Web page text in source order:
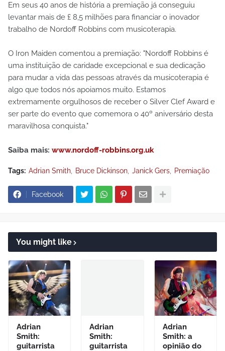
Em seus 40 anos de história a premiação já conseguiu
levantar mais de £ 8,5 milhões para financiar o inovador
trabalho de Nordoff Robbins com musicoterapia.
O Iron Maiden comentou a premiação: "Nordoff Robbins é
uma instituição de caridade excepcional e sua dedicação
para mudar a vida das pessoas através da musicoterapia é
algo que todos nós apoiamos muito. Estamos
extremamente orgulhosos de receber o Silver Clef Award e
ser parte do evento que comemora o 40º aniversário desta
maravilhosa conquista."
Saiba mais: www.nordoff-robbins.org.uk
Tags: Adrian Smith Bruce Dickinson Janick Gers Premiação
Facebook
You might like
Adrian
Smith:
guitarrista
Adrian
Smith:
guitarrista
Adrian
Smith: a
opinião do